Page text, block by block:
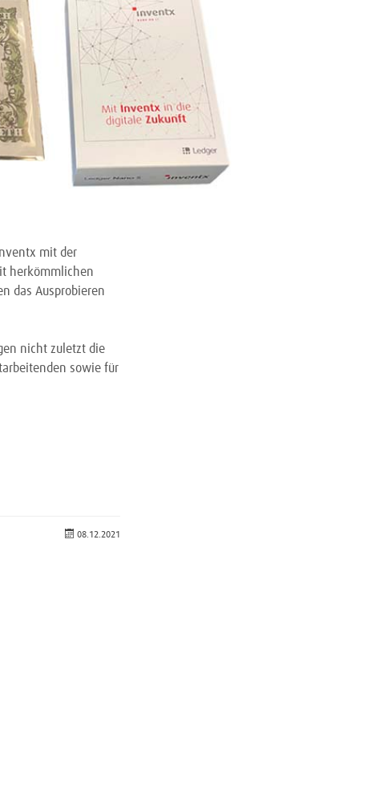
mit der
herkömmlichen
das Ausprobieren
nicht zuletzt die
sowie für
08.12.2021